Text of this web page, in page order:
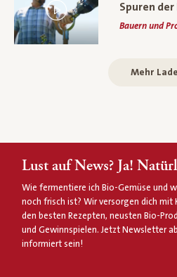
Spuren der
Bauern und
Mehr
Lust auf News? Ja!
Wie fermentiere ich Bio-Gemüse und
noch frisch ist? Wir versorgen dich mit
den besten Rezepten, neusten Bio-
und Gewinnspielen. Jetzt Newsletter
informiert sein!